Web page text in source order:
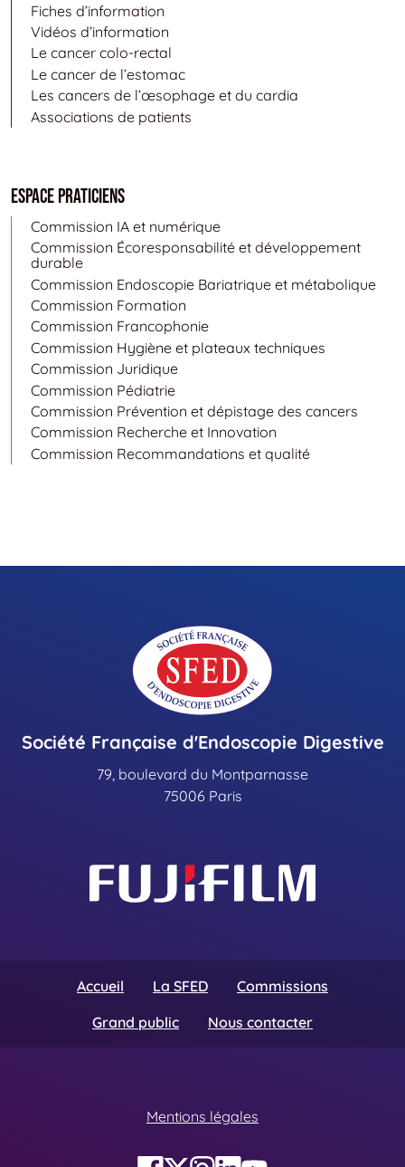
Fiches d’information
Vidéos d’information
Le cancer colo-rectal
Le cancer de l’estomac
Les cancers de l’œsophage et du cardia
Associations de patients
Espace Praticiens
Commission IA et numérique
Commission Écoresponsabilité et développement
durable
Commission Endoscopie Bariatrique et métabolique
Commission Formation
Commission Francophonie
Commission Hygiène et plateaux techniques
Commission Juridique
Commission Pédiatrie
Commission Prévention et dépistage des cancers
Commission Recherche et Innovation
Commission Recommandations et qualité
Société Française d'Endoscopie Digestive
79, boulevard du Montparnasse
75006 Paris
Accueil La SFED
Commissions
Grand public
Nous contacter
Mentions légales